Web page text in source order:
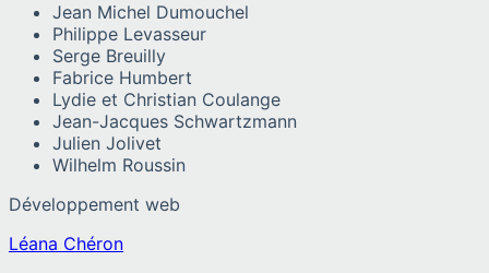
Jean Michel Dumouchel
Philippe Levasseur
Serge Breuilly
Fabrice Humbert
Lydie et Christian Coulange
Jean-Jacques Schwartzmann
Julien Jolivet
Wilhelm Roussin
Développement web
Léana Chéron